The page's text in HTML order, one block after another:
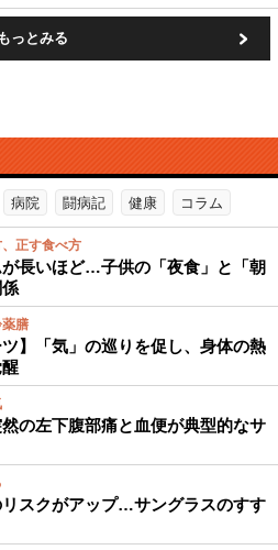
もっとみる
病院 闘病記 健康 コラム
正す食べ方
が長いほど…子供の「夜食」と「朝
膳
ツ】「気」の巡りを促し、身体の熱
然の左下腹部痛と血便が典型的なサ
スクがアップ…サングラスのすす